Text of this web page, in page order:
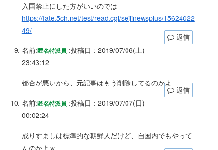
入国禁止にした方がいいのでは
https://fate.5ch.net/test/read.cgi/seijinewsplus/15624022
49/
返信
名前:匿名特派員 :投稿日：2019/07/06(土)
23:43:12
都合が悪いから、元記事はもう削除してるのかよ
返信
名前:匿名特派員 :投稿日：2019/07/07(日)
00:02:24
成りすましは標準的な朝鮮人だけど、自国内でもやって
んのかよｗ